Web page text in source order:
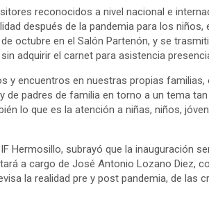
reconocidos a nivel nacional e
después de la pandemia para los
octubre en el Salón Partenón, y se
adquirir el carnet para asistencia
y encuentros en nuestras propias
de padres de familia en torno a un tema
lo que es la atención a niñas, niños,
Hermosillo, subrayó que la inauguración
a cargo de José Antonio Lozano Diez,
la realidad pre y post pandemia, de las